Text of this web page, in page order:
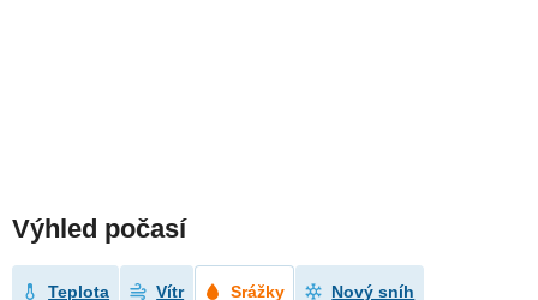
Výhled počasí
Teplota Vítr Srážky Nový sníh